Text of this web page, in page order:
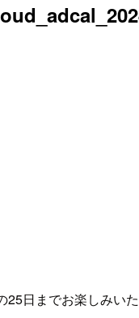
25日までお楽しみい